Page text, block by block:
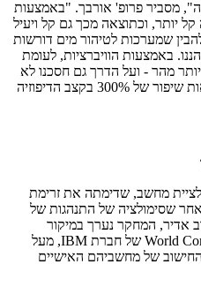
מסביר פרופ' אורבך. "באמצעות
קל יותר, וכתוצאה מכך גם קל ויעיל
שמערכות לטיהור מים דורשות
באמצעות הוויברציות, לעומת
מהר - ועל הדרך גם חסכנו לא
מעט אנרגיה. למעשה, הצלחנו להראות שיפור של 300% בקצב הדיפוזיה
מחשב, שדימתה את זרימת
שסימולציה של התנהגות של
אדיר, המחקר נערך במיקור
World של חברת IBM, מעל
כוח החישוב של מחשביהם האישיים